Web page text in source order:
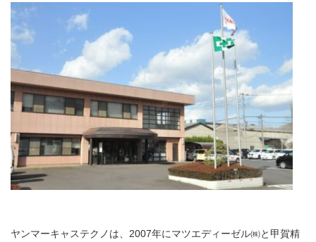
ヤンマーキャステクノは、2007年にマツエディーゼル㈱と甲賀精